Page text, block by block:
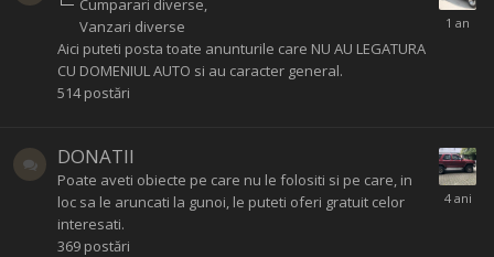
Cumparari diverse
Vanzari diverse
Aici puteti posta toate anunturile care NU AU LEGATURA
CU DOMENIUL AUTO si au caracter general.
514 postări
DONATII
Poate aveti obiecte pe care nu le folositi si pe care, in
loc sa le aruncati la gunoi, le puteti oferi gratuit celor
interesati.
369 postări